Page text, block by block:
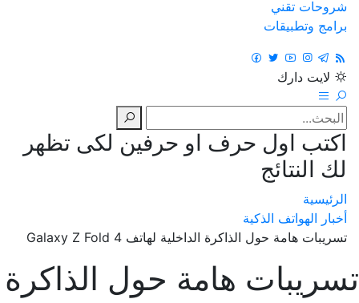
شروحات تقني
برامج وتطبيقات
لايت دارك
اكتب اول حرف او حرفين لكى تظهر
لك النتائج
الرئيسية
أخبار الهواتف الذكية
تسريبات هامة حول الذاكرة الداخلية لهاتف Galaxy Z Fold 4
تسريبات هامة حول الذاكرة